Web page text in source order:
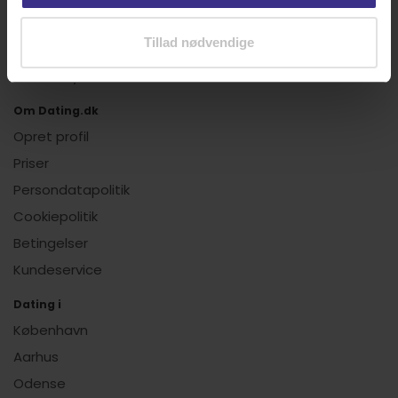
Tillad nødvendige
Netdating tips
Find os på Facebook
Om Dating.dk
Opret profil
Priser
Persondatapolitik
Cookiepolitik
Betingelser
Kundeservice
Dating i
København
Aarhus
Odense